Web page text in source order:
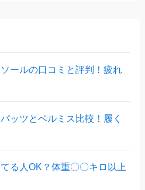
ールの口コミと評判！疲れ
ッツとベルミス比較！履く
る人OK？体重〇〇キロ以上